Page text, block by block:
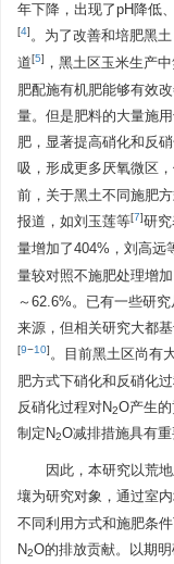
年下降，出现了pH降低
[4]。为了改善和培肥黑
道[5] ，黑土区玉米生产
肥配施有机肥能够有效
量。但是肥料的大量施
肥，显著提高硝化和反
吸，形成更多厌氧微区
前，关于黑土不同施肥
报道，如刘玉莲等[7]研
量增加了404%，刘高远
量较对照不施肥处理增
～62.6%。已有一些研究
来源，但相关研究大都
[9−10]。目前黑土区尚有
肥方式下硝化和反硝化
反硝化过程对N2O产生
制定N2O减排措施具有重
因此，本研究以荒
壤为研究对象，通过室
不同利用方式和施肥条
N2O的排放贡献。以期